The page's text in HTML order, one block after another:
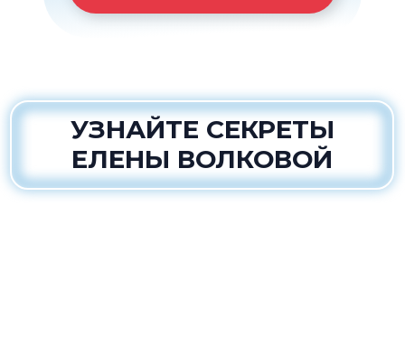
УЗНАЙТЕ СЕКРЕТЫ
ЕЛЕНЫ ВОЛКОВОЙ